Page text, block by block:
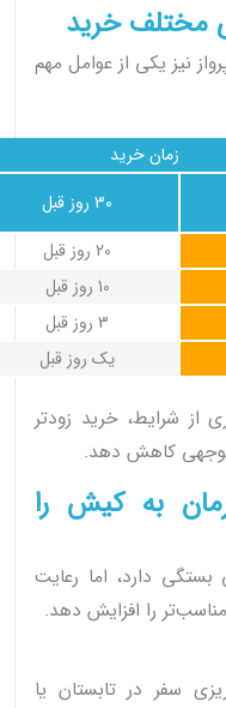
مختلف خرید
نیز یکی از عوامل مهم
زمان خرید
30 روز قبل
20 روز قبل
10 روز قبل
3 روز قبل
یک روز قبل
از شرایط، خرید زودتر
توجهی کاهش دهد.
به کیش را
دارد، اما رعایت
را افزایش دهد.
سفر در تابستان یا